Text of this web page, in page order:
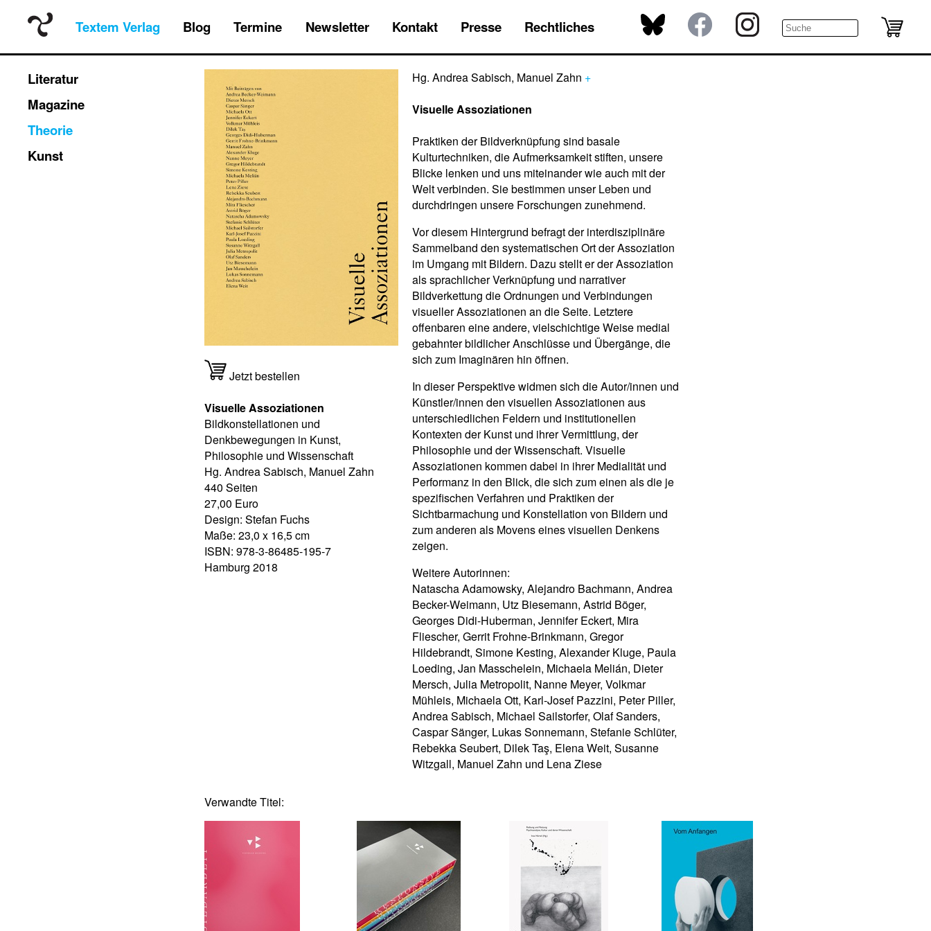
Textem Verlag Blog Termine Newsletter Kontakt Presse Rechtliches
Literatur
Magazine
Theorie
Kunst
Hg. Andrea Sabisch, Manuel Zahn +
Visuelle Assoziationen
Praktiken der Bildverknüpfung sind basale
Kulturtechniken, die Aufmerksamkeit stiften, unsere
Blicke lenken und uns miteinander wie auch mit der
Welt verbinden. Sie bestimmen unser Leben und
durchdringen unsere Forschungen zunehmend.
Vor diesem Hintergrund befragt der interdisziplinäre
Sammelband den systematischen Ort der Assoziation
im Umgang mit Bildern. Dazu stellt er der Assoziation
als sprachlicher Verknüpfung und narrativer
Bildverkettung die Ordnungen und Verbindungen
visueller Assoziationen an die Seite. Letztere
offenbaren eine andere, vielschichtige Weise medial
gebahnter bildlicher Anschlüsse und Übergänge, die
sich zum Imaginären hin öffnen.
In dieser Perspektive widmen sich die Autor/innen und
Künstler/innen den visuellen Assoziationen aus
unterschiedlichen Feldern und institutionellen
Kontexten der Kunst und ihrer Vermittlung, der
Philosophie und der Wissenschaft. Visuelle
Assoziationen kommen dabei in ihrer Medialität und
Performanz in den Blick, die sich zum einen als die je
spezifischen Verfahren und Praktiken der
Sichtbarmachung und Konstellation von Bildern und
zum anderen als Movens eines visuellen Denkens
zeigen.
Weitere Autorinnen:
Natascha Adamowsky, Alejandro Bachmann, Andrea
Becker-Weimann, Utz Biesemann, Astrid Böger,
Georges Didi-Huberman, Jennifer Eckert, Mira
Fliescher, Gerrit Frohne-Brinkmann, Gregor
Hildebrandt, Simone Kesting, Alexander Kluge, Paula
Loeding, Jan Masschelein, Michaela Melián, Dieter
Mersch, Julia Metropolit, Nanne Meyer, Volkmar
Mühleis, Michaela Ott, Karl-Josef Pazzini, Peter Piller,
Andrea Sabisch, Michael Sailstorfer, Olaf Sanders,
Caspar Sänger, Lukas Sonnemann, Stefanie Schlüter,
Rebekka Seubert, Dilek Taş, Elena Weit, Susanne
Witzgall, Manuel Zahn und Lena Ziese
Jetzt bestellen
Visuelle Assoziationen
Bildkonstellationen und
Denkbewegungen in Kunst,
Philosophie und Wissenschaft
Hg. Andrea Sabisch, Manuel Zahn
440 Seiten
27,00 Euro
Design: Stefan Fuchs
Maße: 23,0 x 16,5 cm
ISBN: 978-3-86485-195-7
Hamburg 2018
Verwandte Titel: